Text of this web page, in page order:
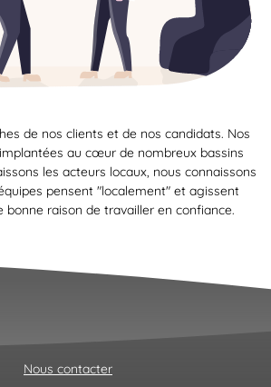
de nos clients et de nos candidats. Nos
au cœur de nombreux bassins
les acteurs locaux, nous connaissons
pensent "localement" et agissent
bonne raison de travailler en confiance.
Nous contacter